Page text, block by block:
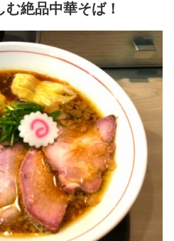
絶品中華そば！